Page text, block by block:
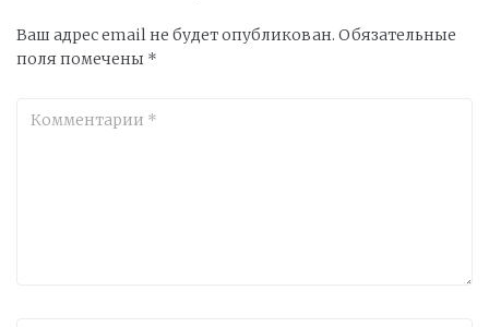
Ваш адрес email не будет опубликован. Обязательные
поля помечены *